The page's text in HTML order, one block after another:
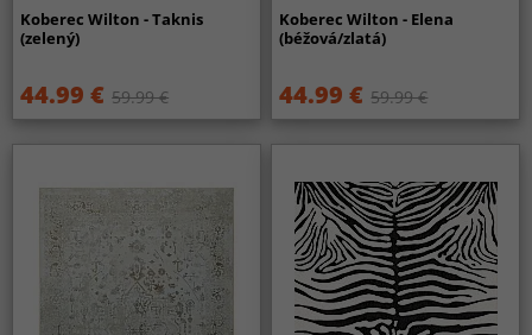
Koberec Wilton - Taknis
(zelený)
44.99 € 59.99 €
Koberec Wilton - Elena
(béžová/zlatá)
44.99 € 59.99 €